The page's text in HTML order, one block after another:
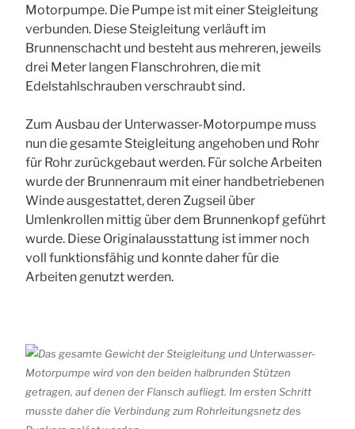
Motorpumpe. Die Pumpe ist mit einer Steigleitung
verbunden. Diese Steigleitung verläuft im
Brunnenschacht und besteht aus mehreren, jeweils
drei Meter langen Flanschrohren, die mit
Edelstahlschrauben verschraubt sind.
Zum Ausbau der Unterwasser-Motorpumpe muss
nun die gesamte Steigleitung angehoben und Rohr
für Rohr zurückgebaut werden. Für solche Arbeiten
wurde der Brunnenraum mit einer handbetriebenen
Winde ausgestattet, deren Zugseil über
Umlenkrollen mittig über dem Brunnenkopf geführt
wurde. Diese Originalausstattung ist immer noch
voll funktionsfähig und konnte daher für die
Arbeiten genutzt werden.